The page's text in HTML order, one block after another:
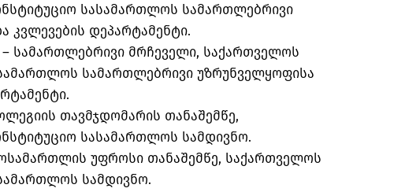
სასამართლოს სამართლებრივი
კვლევების დეპარტამენტი.
– სამართლებრივი მრჩეველი, საქართველოს
სამართლებრივი უზრუნველყოფისა
თავმჯდომარის თანაშემწე,
სასამართლოს სამდივნო.
უფროსი თანაშემწე, საქართველოს
სამდივნო.